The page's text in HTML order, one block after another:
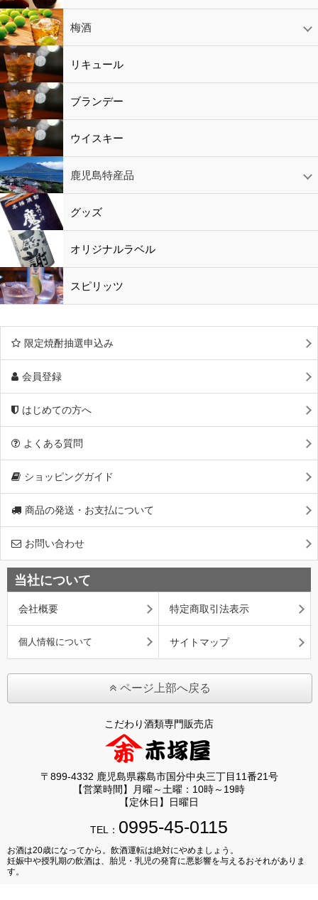
赤ワイン
白ワイン
ロゼワイン
スパークリング
シャンパン 梅酒
梅酒
シャンパン
リキュール リキュール
ブランデー
ウイスキー
鹿児島特産品
黒酢・酢
水
鹿児島特産品
おつまみ グッズ
オリジナルラベル
スピリッツ
限定焼酎抽選申込み
会員登録
はじめての方へ
よくある質問
ショッピングガイド
商品の発送・お支払について
お問い合わせ
当社について
会社概要 特定商取引法表示
個人情報について サイトマップ
ページ上部へ戻る
こだわり酒類専門販売店
〒899-4332 鹿児島県霧島市国分中央三丁目11番21号
【営業時間】月曜～土曜：10時～19時
【定休日】日曜日
TEL： 0995-45-0115
お酒は20歳になってから。飲酒運転は絶対にやめましょう。
妊娠中や授乳期の飲酒は、胎児・乳児の発育に悪影響を与えるおそれがありま
す。